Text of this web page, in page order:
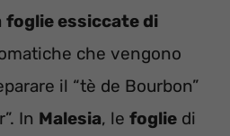
foglie essiccate di
che vengono
il “tè de Bourbon”
In Malesia, le foglie di